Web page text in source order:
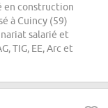
en construction
à Cuincy (59)
salarié et
TIG, EE, Arc et